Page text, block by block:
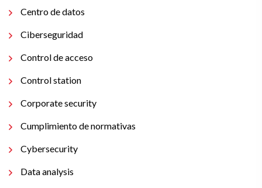
Centro de datos
Ciberseguridad
Control de acceso
Control station
Corporate security
Cumplimiento de normativas
Cybersecurity
Data analysis